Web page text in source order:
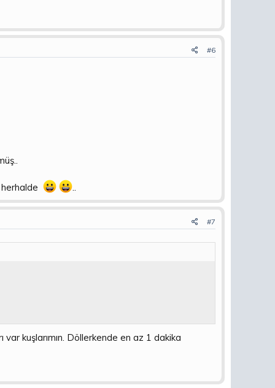
#6
#7
kuşlarımın. Döllerkende en az 1 dakika